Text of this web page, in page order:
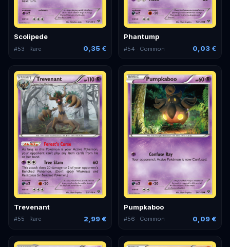
Scolipede
#53 · Rare 0,35 €
Phantump
#54 · Common 0,03 €
Trevenant
#55 · Rare 2,99 €
Pumpkaboo
#56 · Common 0,09 €